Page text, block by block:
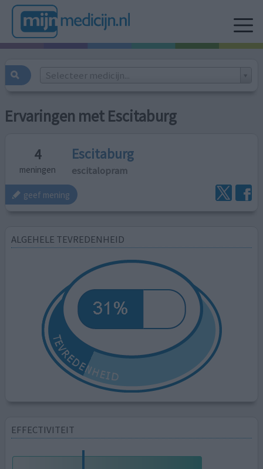
Selecteer medicijn...
Ervaringen met Escitaburg
4
meningen
Escitaburg
escitalopram
geef mening
ALGEHELE TEVREDENHEID
EFFECTIVITEIT